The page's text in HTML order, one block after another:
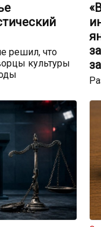
решил, что
культуры